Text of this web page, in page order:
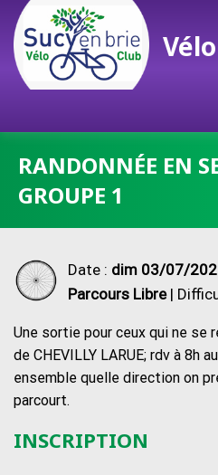
contenu
RANDONNÉE EN
GROUPE 1
Date : dim 03/07/
Parcours Libre|
Une sortie pour ceux qui ne se
de CHEVILLY LARUE; rdv à 8h
ensemble quelle direction on
parcourt.
INSCRIPTION